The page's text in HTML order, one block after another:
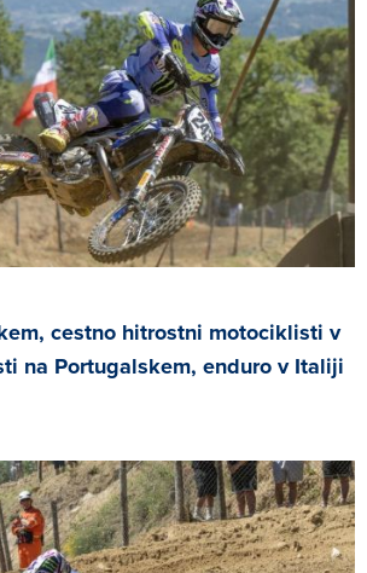
cestno hitrostni motociklisti v
na Portugalskem, enduro v Italiji